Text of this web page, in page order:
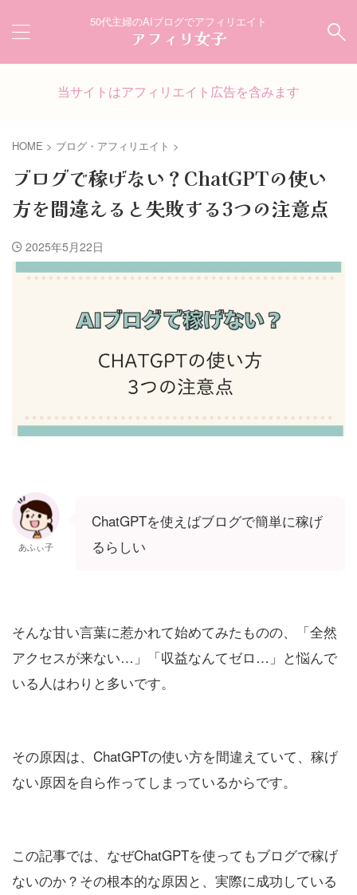
50代主婦のAIブログでアフィリエイト
アフィリ女子
当サイトはアフィリエイト広告を含みます
HOME > ブログ・アフィリエイト >
ブログで稼げない？ChatGPTの使い
方を間違えると失敗する3つの注意点
2025年5月22日
あふぃ子
ChatGPTを使えばブログで簡単に稼げ
るらしい
そんな甘い言葉に惹かれて始めてみたものの、「全然
アクセスが来ない…」「収益なんてゼロ…」と悩んで
いる人はわりと多いです。
その原因は、ChatGPTの使い方を間違えていて、稼げ
ない原因を自ら作ってしまっているからです。
この記事では、なぜChatGPTを使ってもブログで稼げ
ないのか？その根本的な原因と、実際に成功している